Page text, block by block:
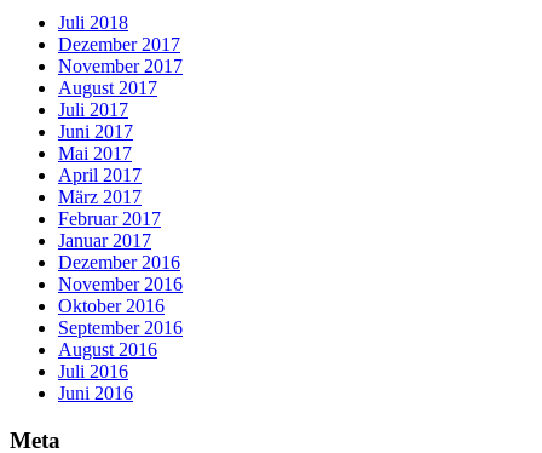
Juli 2018
Dezember 2017
November 2017
August 2017
Juli 2017
Juni 2017
Mai 2017
April 2017
März 2017
Februar 2017
Januar 2017
Dezember 2016
November 2016
Oktober 2016
September 2016
August 2016
Juli 2016
Juni 2016
Meta